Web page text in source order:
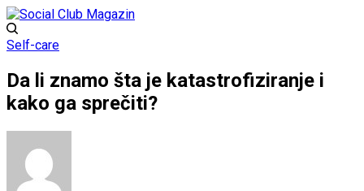
Self-care
Da li znamo šta je katastrofiziranje i
kako ga sprečiti?